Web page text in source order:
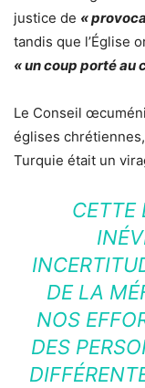
justice de «
tandis que l’Église
« un coup porté au
Le Conseil
églises
Turquie était un
CETTE
DE LA
NOS
DES